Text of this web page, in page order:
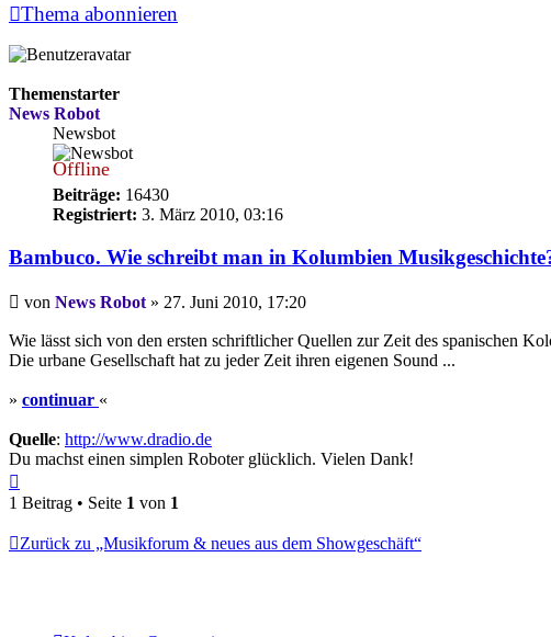
Thema abonnieren
Themenstarter
News Robot
Newsbot
Offline
Beiträge: 16430
Registriert: 3. März 2010, 03:16
Bambuco. Wie schreibt man in Kolumbien
Beitrag
von News Robot » 27. Juni 2010, 17:20
Wie lässt sich von den ersten schriftlicher Quellen zur Zeit des spanischen
Die urbane Gesellschaft hat zu jeder Zeit ihren eigenen Sound ...
» continuar «
Quelle: http://www.dradio.de
Du machst einen simplen Roboter glücklich. Vielen Dank!
oben
1 Beitrag • Seite 1 von 1
Zurück zu „Musikforum & neues aus dem Showgeschäft“